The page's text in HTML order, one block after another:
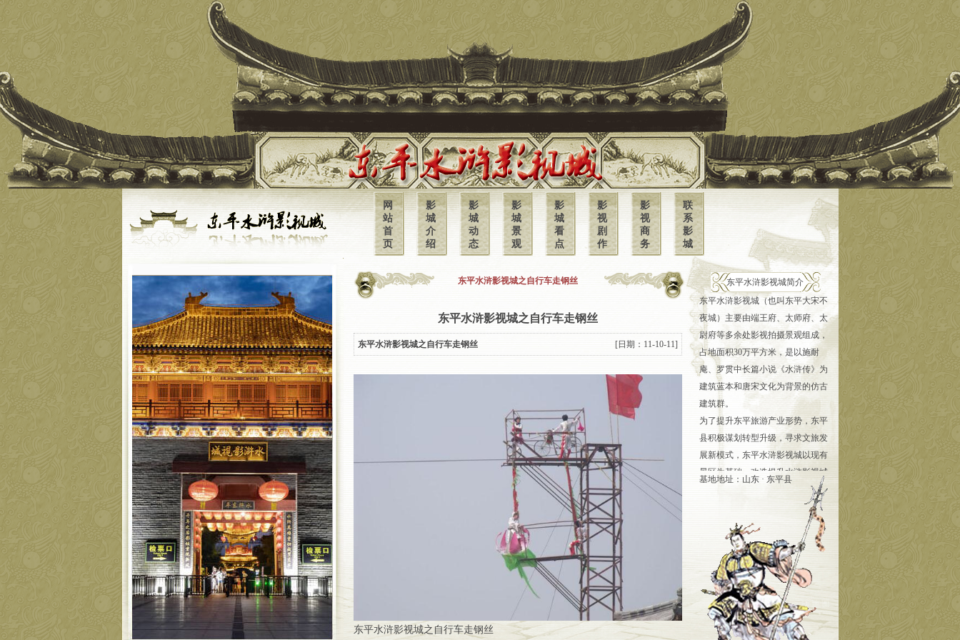
网
站
首
页
影
城
介
绍
影
城
动
态
影
城
景
观
影
城
看
点
影
视
剧
作
影
视
商
务
联
系
影
城
东平水浒影视城之自行车走钢丝
东平水浒影视城之自行车走钢丝
东平水浒影视城之自行车走钢丝 [日期：11-10-11]
东平水浒影视城之自行车走钢丝
东平水浒影视城简介
东平水浒影视城（也叫东平大宋不
夜城）主要由端王府、太师府、太
尉府等多余处影视拍摄景观组成，
占地面积30万平方米，是以施耐
庵、罗贯中长篇小说《水浒传》为
建筑蓝本和唐宋文化为背景的仿古
建筑群。
为了提升东平旅游产业形势，东平
县积极谋划转型升级，寻求文旅发
展新模式，东平水浒影视城以现有
景区为基础，改造提升水浒影视城
主街区、辅街区25000平方米。突
出“灯光、演绎、美食”核心元素，
悬挂灯笼15000个，安装亮化牌楼
30余个，制作花车、东平湖女、发
财兔、麒麟等巨型雕塑10个，招引
文化创意、餐饮小吃、特产非遗等
各类业态38家，同步进行东平湖美
人鱼、雾中仙、石中玉、三手棋圣
等10余种行为艺术表演，着力丰富
基地地址：山东 · 东平县